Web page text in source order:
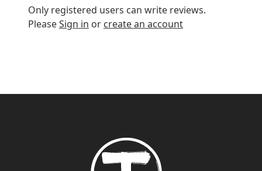
Only registered users can write reviews.
PleaseSign in or create an account